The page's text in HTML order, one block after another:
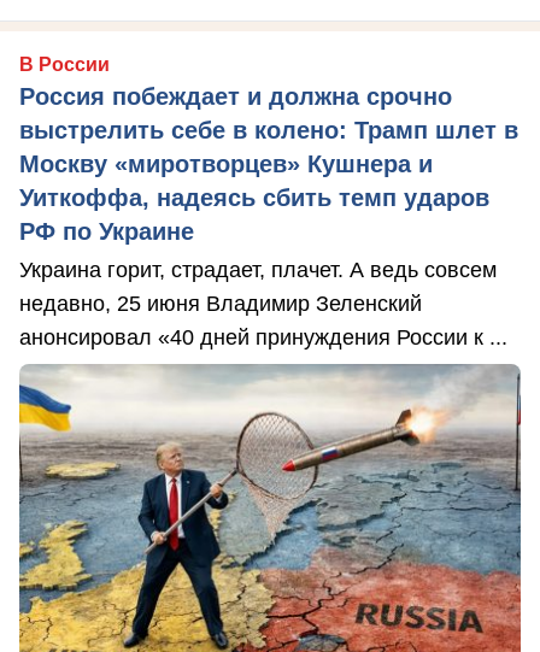
В России
Россия побеждает и должна срочно
выстрелить себе в колено: Трамп шлет в
Москву «миротворцев» Кушнера и
Уиткоффа, надеясь сбить темп ударов
РФ по Украине
Украина горит, страдает, плачет. А ведь совсем
недавно, 25 июня Владимир Зеленский
анонсировал «40 дней принуждения России к ...